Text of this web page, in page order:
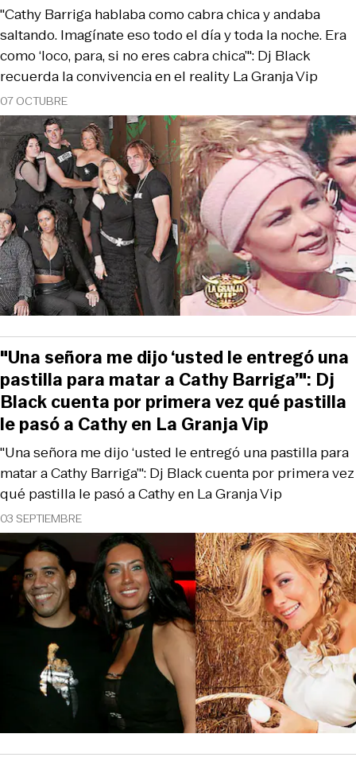
07 OCTUBRE
"Cathy Barriga hablaba como cabra chica y andaba
saltando. Imagínate eso todo el día y toda la noche. Era
como ‘loco, para, si no eres cabra chica’": Dj Black
recuerda la convivencia en el reality La Granja Vip
03 SEPTIEMBRE
"Una señora me dijo ‘usted le entregó una pastilla para
matar a Cathy Barriga’": Dj Black cuenta por primera vez
qué pastilla le pasó a Cathy en La Granja Vip
"Una señora me dijo ‘usted le entregó una
pastilla para matar a Cathy Barriga’": Dj
Black cuenta por primera vez qué pastilla
le pasó a Cathy en La Granja Vip